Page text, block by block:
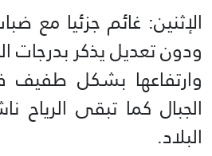
الإثنين: غائم جزئيا مع
ودون تعديل يذكر بدرجات
وارتفاعها بشكل
الجبال كما تبقى
البلاد.